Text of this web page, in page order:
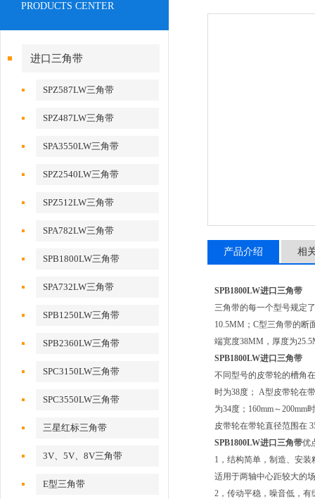
PRODUCTS CENTER
进口三角带
SPZ587LW三角带
SPZ487LW三角带
SPA3550LW三角带
SPZ2540LW三角带
SPZ512LW三角带
SPA782LW三角带
SPB1800LW三角带
SPA732LW三角带
SPB1250LW三角带
SPB2360LW三角带
SPC3150LW三角带
SPC3550LW三角带
三星红标三角带
3V、5V、8V三角带
E型三角带
产品介绍 相
SPB1800LW进口三角带
三角带的每一个型号规定
10.5MM；C型三角带的断
端宽度38MM，厚度为
SPB1800LW进口三角带
不同型号的皮带轮的槽角
时为38度； A型皮带轮在
为34度；160mm～200mm
皮带轮在带轮直径范围在
SPB1800LW进口三角带优
1，结构简单，制造、安
适用于两轴中心距较大的
2，传动平稳，噪音低，有